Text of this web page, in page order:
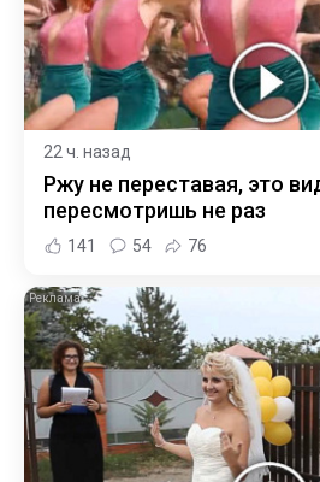
22 ч. назад
Ржу не переставая, это
пересмотришь не раз
141 54 76